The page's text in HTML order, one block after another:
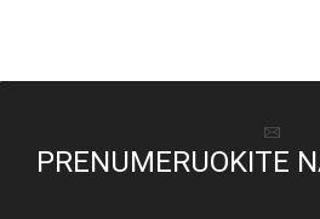
PRENUMERUOKITE